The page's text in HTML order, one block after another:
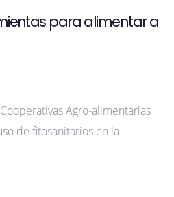
para alimentar a
Agro-alimentarias
de fitosanitarios en la